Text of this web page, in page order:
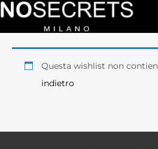
Questa wishlist non
indietro